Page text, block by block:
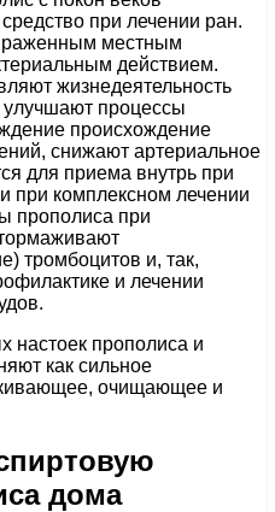
при лечении ран.
местным
действием.
жизнедеятельность
улучшают процессы
происхождение
снижают артериальное
для приема внутрь при
при комплексном лечении
прополиса при
тромбоцитов и, так,
и лечении
настоек прополиса и
как сильное
очищающее и
дома